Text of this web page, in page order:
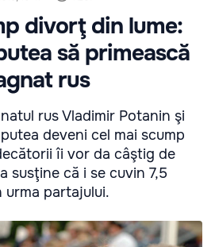
divorţ din lume:
să primească
rus
rus Vladimir Potanin şi
deveni cel mai scump
îi vor da câştig de
susţine că i se cuvin 7,5
urma partajului.